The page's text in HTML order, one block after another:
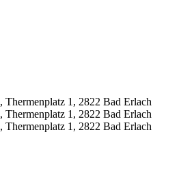
Thermenplatz 1, 2822 Bad Erlach
Thermenplatz 1, 2822 Bad Erlach
Thermenplatz 1, 2822 Bad Erlach